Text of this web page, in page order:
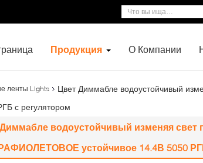
Продукция О Компании
ленты Lights
Цвет Диммабле водоустойчивый
с регулятором
водоустойчивый изменяя свет
устойчивое 14.4В 5050